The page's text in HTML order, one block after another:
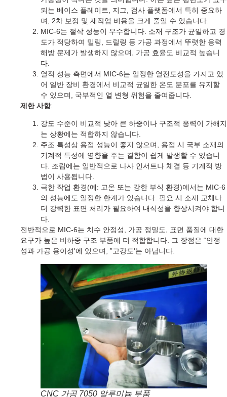
되는 베이스 플레이트, 지그, 검사 플랫폼에서 특히 중요하
며, 2차 보정 및 재작업 비용을 크게 줄일 수 있습니다.
MIC-6는 절삭 성능이 우수합니다. 소재 구조가 균일하고 경
도가 적당하여 밀링, 드릴링 등 가공 과정에서 뚜렷한 응력
해방 문제가 발생하지 않으며, 가공 효율도 비교적 높습니
다.
열적 성능 측면에서 MIC-6는 일정한 열전도성을 가지고 있
어 일반 장비 환경에서 비교적 균일한 온도 분포를 유지할
수 있으며, 국부적인 열 변형 위험을 줄여줍니다.
제한 사항:
강도 수준이 비교적 낮아 큰 하중이나 구조적 응력이 가해지
는 상황에는 적합하지 않습니다.
주조 특성상 용접 성능이 좋지 않으며, 용접 시 국부 소재의
기계적 특성에 영향을 주는 결함이 쉽게 발생할 수 있습니
다. 조립에는 일반적으로 나사 인서트나 체결 등 기계적 방
법이 사용됩니다.
극한 작업 환경(예: 고온 또는 강한 부식 환경)에서는 MIC-6
의 성능에도 일정한 한계가 있습니다. 필요 시 소재 교체나
더 강력한 표면 처리가 필요하여 내식성을 향상시켜야 합니
다.
전반적으로 MIC-6는 치수 안정성, 가공 정밀도, 표면 품질에 대한
요구가 높은 비하중 구조 부품에 더 적합합니다. 그 장점은 “안정
성과 가공 용이성'에 있으며, ”고강도'는 아닙니다.
CNC 가공 7050 알루미늄 부품